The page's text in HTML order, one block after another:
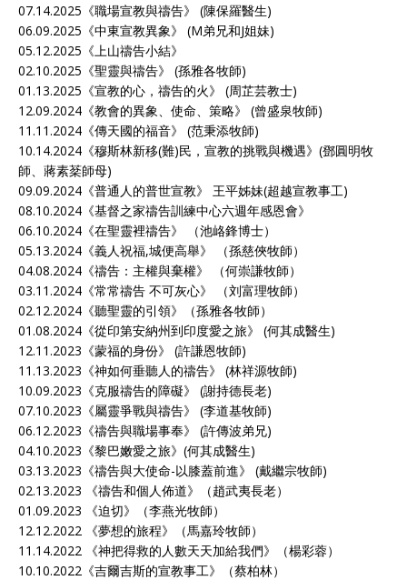
07.14.2025《職場宣教與禱告》 (陳保羅醫生)
06.09.2025《中東宣教異象》 (M弟兄和J姐妹)
05.12.2025《上山禱告小結》
02.10.2025《聖靈與禱告》 (孫雅各牧師)
01.13.2025《宣教的心，禱告的火》 (周芷芸教士)
12.09.2024《教會的異象、使命、策略》 (曾盛泉牧師)
11.11.2024《傳天國的福音》 (范秉添牧師)
10.14.2024《穆斯林新移(難)民，宣教的挑戰與機遇》(鄧圓明牧
師、蔣素棻師母)
09.09.2024《普通人的普世宣教》 王平姊妹(超越宣教事工)
08.10.2024《基督之家禱告訓練中心六週年感恩會》
06.10.2024《在聖靈裡禱告》 （池峈鋒博士）
05.13.2024《義人祝福,城便高舉》 （孫慈俠牧師）
04.08.2024《禱告：主權與棄權》 （何崇謙牧師）
03.11.2024《常常禱告 不可灰心》 （刘富理牧師）
02.12.2024《聽聖靈的引領》（孫雅各牧師）
01.08.2024《從印第安納州到印度愛之旅》 (何其成醫生)
12.11.2023《蒙福的身份》 (許謙恩牧師)
11.13.2023《神如何垂聽人的禱告》 (林祥源牧師)
10.09.2023《克服禱告的障礙》 (謝持德長老)
07.10.2023《屬靈爭戰與禱告》 (李道基牧師)
06.12.2023《禱告與職場事奉》 (許傳波弟兄)
04.10.2023《黎巴嫩愛之旅》(何其成醫生)
03.13.2023《禱告與大使命-以膝蓋前進》 (戴繼宗牧師)
02.13.2023 《禱告和個人佈道》（趙武夷長老）
01.09.2023 《迫切》（李燕光牧師）
12.12.2022 《夢想的旅程》（馬嘉玲牧師）
11.14.2022 《神把得救的人數天天加給我們》（楊彩蓉）
10.10.2022《吉爾吉斯的宣教事工》（蔡柏林）